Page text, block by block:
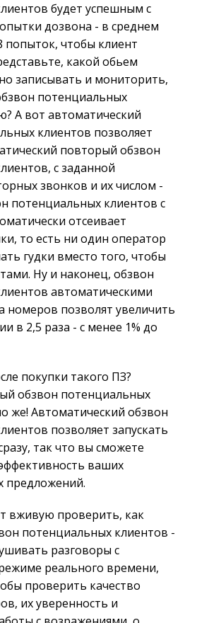
будет успешным с
дозвона - в среднем
попыток, чтобы клиент
какой обьем
записывать и мониторить,
потенциальных
А вот автоматический
клиентов позволяет
повторый обзвон
с заданной
звонков и их числом -
потенциальных клиентов с
отсеивает
то есть ни один оператор
гудки вместо того, чтобы
Ну и наконец, обзвон
автоматическими
номеров позволят увеличить
в 2,5 раза - с менее 1% до
покупки такого ПЗ?
обзвон потенциальных
же! Автоматический обзвон
позволяет запускать
так что вы сможете
ваших
предложений.
вживую проверить, как
потенциальных клиентов -
разговоры с
реального времени,
проверить качество
их уверенность и